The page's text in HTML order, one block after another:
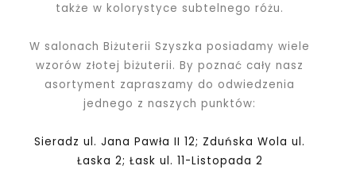
także w kolorystyce subtelnego różu.
W salonach Biżuterii Szyszka posiadamy wiele
wzorów złotej biżuterii. By poznać cały nasz
asortyment zapraszamy do odwiedzenia
jednego z naszych punktów:
Sieradz ul. Jana Pawła II 12; Zduńska Wola ul.
Łaska 2; Łask ul. 11-Listopada 2